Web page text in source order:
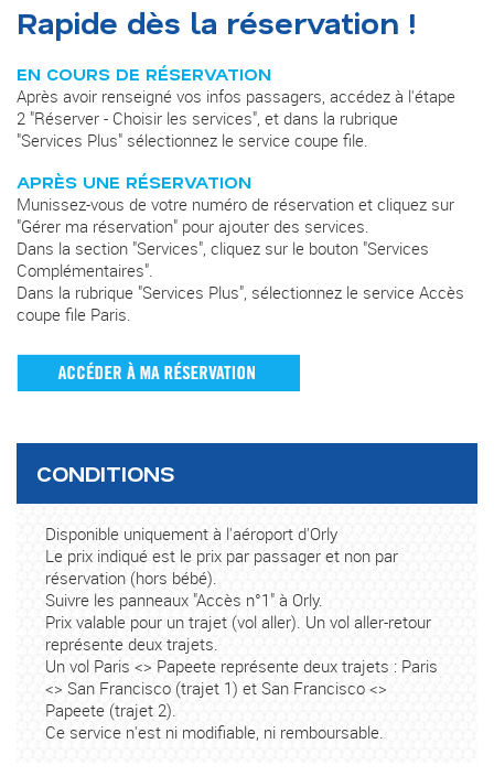
Rapide dès la réservation !
EN COURS DE RÉSERVATION
Après avoir renseigné vos infos passagers, accédez à l'étape
2 "Réserver - Choisir les services", et dans la rubrique
"Services Plus" sélectionnez le service coupe file.
APRÈS UNE RÉSERVATION
Munissez-vous de votre numéro de réservation et cliquez sur
"Gérer ma réservation" pour ajouter des services.
Dans la section "Services", cliquez sur le bouton "Services
Complémentaires".
Dans la rubrique "Services Plus", sélectionnez le service Accès
coupe file Paris.
CONDITIONS
Disponible uniquement à l'aéroport d'Orly
Le prix indiqué est le prix par passager et non par
réservation (hors bébé).
Suivre les panneaux "Accès n°1" à Orly.
Prix valable pour un trajet (vol aller). Un vol aller-retour
représente deux trajets.
Un vol Paris <> Papeete représente deux trajets : Paris
<> San Francisco (trajet 1) et San Francisco <>
Papeete (trajet 2).
Ce service n'est ni modifiable, ni remboursable.